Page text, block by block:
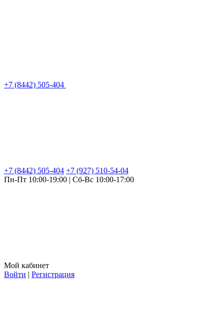
+7 (8442) 505-404
+7 (8442) 505-404 +7 (927) 510-54-04
Пн-Пт 10:00-19:00 | Сб-Вс 10:00-17:00
Мой кабинет
Войти | Регистрация